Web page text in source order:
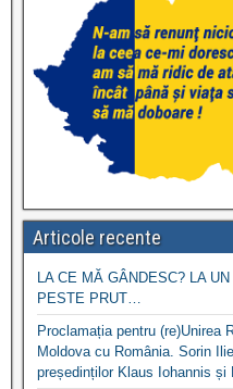
Articole recente
LA CE MĂ GÂNDESC? LA
PESTE PRUT…
Proclamația pentru (re)Unirea
Moldova cu România. Sorin
președinților Klaus Iohannis și